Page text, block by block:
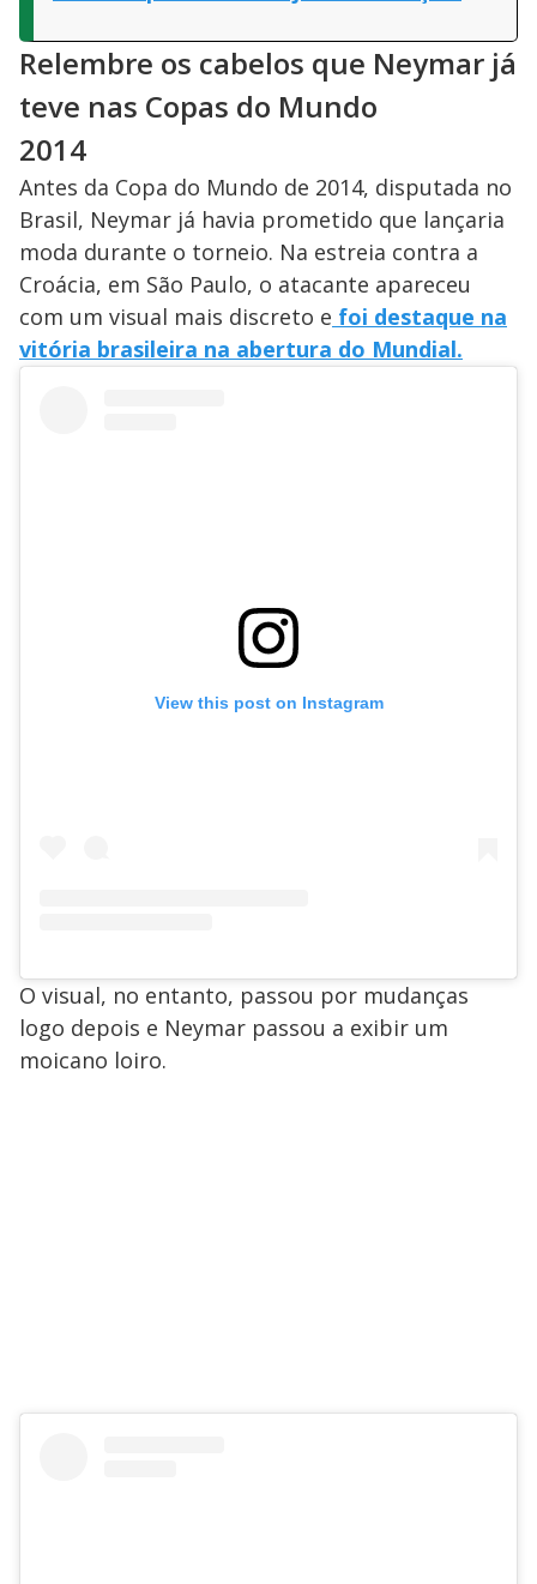
Relembre os cabelos que Neymar já
teve nas Copas do Mundo
2014
Antes da Copa do Mundo de 2014, disputada no
Brasil, Neymar já havia prometido que lançaria
moda durante o torneio. Na estreia contra a
Croácia, em São Paulo, o atacante apareceu
com um visual mais discreto e foi destaque na
vitória brasileira na abertura do Mundial.
View this post on Instagram
O visual, no entanto, passou por mudanças
logo depois e Neymar passou a exibir um
moicano loiro.